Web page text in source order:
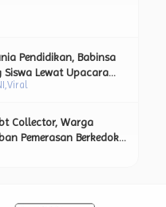
Viral
Pendidikan, Babinsa
Siswa Lewat Upacara
Kebangsaan.
Collector, Warga
Pemerasan Berkedok